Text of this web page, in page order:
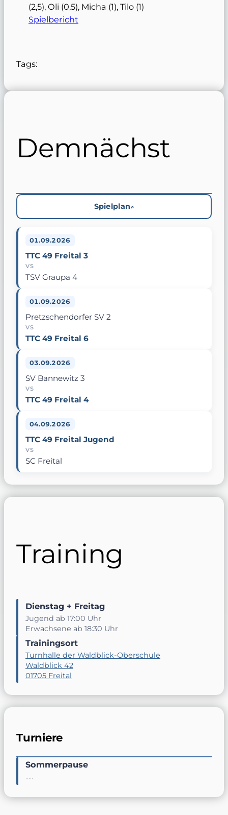
(2,5), Oli (0,5), Micha (1), Tilo (1)
Spielbericht
Tags:
Demnächst
Spielplan
01.09.2026
TTC 49 Freital 3
VS
TSV Graupa 4
01.09.2026
Pretzschendorfer SV 2
VS
TTC 49 Freital 6
03.09.2026
SV Bannewitz 3
VS
TTC 49 Freital 4
04.09.2026
TTC 49 Freital Jugend
VS
SC Freital
Training
Dienstag + Freitag
Jugend ab 17:00 Uhr
Erwachsene ab 18:30 Uhr
Trainingsort
Turnhalle der Waldblick-Oberschule
Waldblick 42
01705 Freital
Turniere
Sommerpause
…..